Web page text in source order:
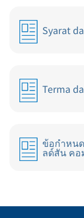
Syarat
Terma
ข้อกำหน
ลด์สัน คอ